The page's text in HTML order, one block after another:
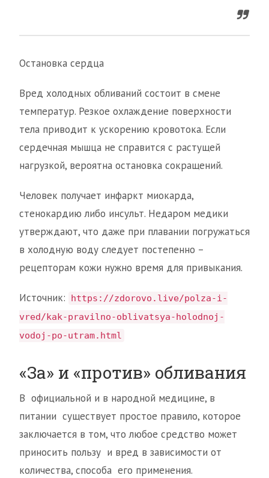
Остановка сердца
Вред холодных обливаний состоит в смене
температур. Резкое охлаждение поверхности
тела приводит к ускорению кровотока. Если
сердечная мышца не справится с растущей
нагрузкой, вероятна остановка сокращений.
Человек получает инфаркт миокарда,
стенокардию либо инсульт. Недаром медики
утверждают, что даже при плавании погружаться
в холодную воду следует постепенно –
рецепторам кожи нужно время для привыкания.
Источник:
https://zdorovo.live/polza-i-
vred/kak-pravilno-oblivatsya-holodnoj-
vodoj-po-utram.html
«За» и «против» обливания
В официальной и в народной медицине, в
питании существует простое правило, которое
заключается в том, что любое средство может
приносить пользу и вред в зависимости от
количества, способа его применения.